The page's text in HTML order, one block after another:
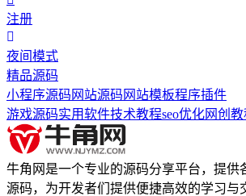
注册
夜间模式
精品源码
小程序源码 网站源码 网站模板程序插件
游戏源码实用软件技术教程seo优化网创教
牛角网是一个专业的源码分享平台，提供
源码，为开发者们提供便捷高效的学习与